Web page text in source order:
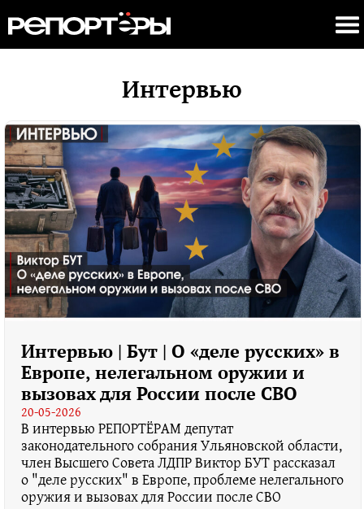
Интервью
Интервью | Бут | О «деле русских» в
Европе, нелегальном оружии и
вызовах для России после СВО
20-05-2026
В интервью РЕПОРТЁРАМ депутат
законодательного собрания Ульяновской области,
член Высшего Совета ЛДПР Виктор БУТ рассказал
о "деле русских" в Европе, проблеме нелегального
оружия и вызовах для России после СВО